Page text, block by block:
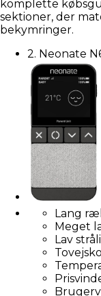
komplette
sektioner, der
bekymringer.
2. Neonate
Lang
Meget
Lav